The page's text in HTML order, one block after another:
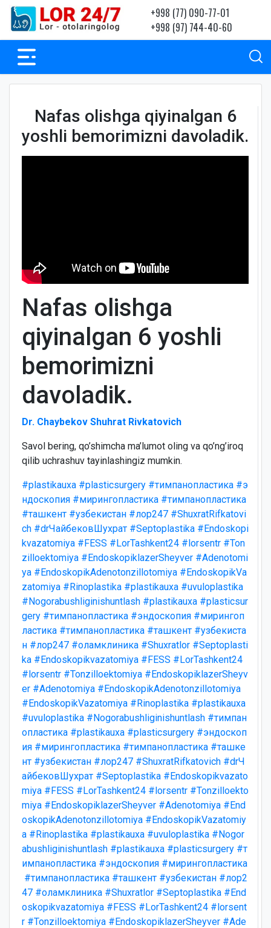
+998 (77) 090-77-01
+998 (97) 744-40-60
Nafas olishga qiyinalgan 6
yoshli bemorimizni davoladik.
Nafas olishga
qiyinalgan 6 yoshli
bemorimizni
davoladik.
Dr. Chaybekov Shuhrat Rivkatovich
Savol bering, qo’shimcha ma’lumot oling va qo’ng’iroq
qilib uchrashuv tayinlashingiz mumkin.
#plastikauxa #plasticsurgery #тимпанопластика #э
ндоскопия #мирингопластика #тимпанопластика
#ташкент #узбекистан #лор247 #ShuxratRifkatovi
ch #drЧайбековШухрат #Septoplastika #Endoskopi
kvazatomiya #FESS #LorTashkent24 #lorsentr #Ton
zilloektomiya #EndoskopiklazerSheyver #Adenotomi
ya #EndoskopikAdenotonzillotomiya #EndoskopikVa
zatomiya #Rinoplastika #plastikauxa #uvuloplastika
#Nogorabushliginishuntlash #plastikauxa #plasticsur
gery #тимпанопластика #эндоскопия #мирингоп
ластика #тимпанопластика #ташкент #узбекиста
н #лор247 #оламклиника #Shuxratlor #Septoplasti
ka #Endoskopikvazatomiya #FESS #LorTashkent24
#lorsentr #Tonzilloektomiya #EndoskopiklazerSheyv
er #Adenotomiya #EndoskopikAdenotonzillotomiya
#EndoskopikVazatomiya #Rinoplastika #plastikauxa
#uvuloplastika #Nogorabushliginishuntlash #тимпан
опластика #plastikauxa #plasticsurgery #эндоскоп
ия #мирингопластика #тимпанопластика #ташке
нт #узбекистан #лор247 #ShuxratRifkatovich #drЧ
айбековШухрат #Septoplastika #Endoskopikvazato
miya #FESS #LorTashkent24 #lorsentr #Tonzilloekto
miya #EndoskopiklazerSheyver #Adenotomiya #End
oskopikAdenotonzillotomiya #EndoskopikVazatomiy
a #Rinoplastika #plastikauxa #uvuloplastika #Nogor
abushliginishuntlash #plastikauxa #plasticsurgery #т
импанопластика #эндоскопия #мирингопластика
#тимпанопластика #ташкент #узбекистан #лор2
47 #оламклиника #Shuxratlor #Septoplastika #End
oskopikvazatomiya #FESS #LorTashkent24 #lorsent
r #Tonzilloektomiya #EndoskopiklazerSheyver #Ade